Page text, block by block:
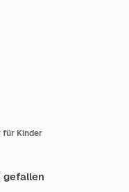
Kinder
gefallen